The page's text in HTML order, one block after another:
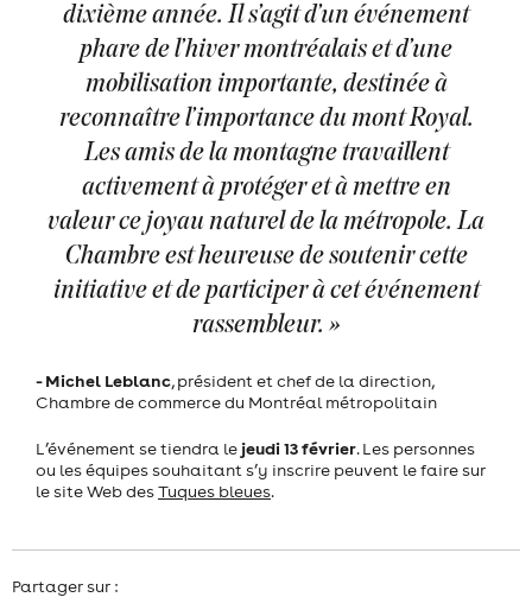
dixième année. Il s’agit d’un événement
phare de l’hiver montréalais et d’une
mobilisation importante, destinée à
reconnaître l’importance du mont Royal.
Les amis de la montagne travaillent
activement à protéger et à mettre en
valeur ce joyau naturel de la métropole. La
Chambre est heureuse de soutenir cette
initiative et de participer à cet événement
rassembleur. »
- Michel Leblanc, président et chef de la direction,
Chambre de commerce du Montréal métropolitain
L’événement se tiendra le jeudi 13 février. Les personnes
ou les équipes souhaitant s’y inscrire peuvent le faire sur
le site Web desTuques bleues.
Partager sur :